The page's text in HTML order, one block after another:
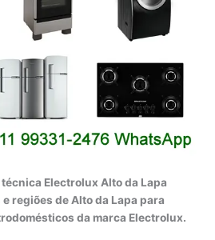
Electrolux Alto da Lapa
regiões de Alto da Lapa para
da marca Electrolux.